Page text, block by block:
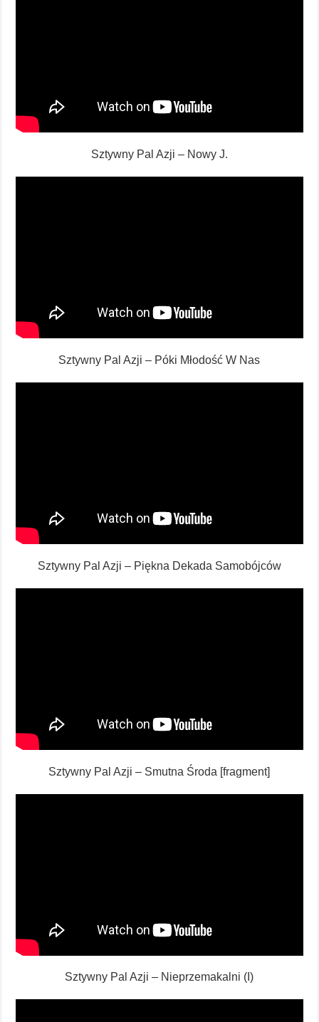
Sztywny Pal Azji – Nowy J.
Sztywny Pal Azji – Póki Młodość W Nas
Sztywny Pal Azji – Piękna Dekada Samobójców
Sztywny Pal Azji – Smutna Środa [fragment]
Sztywny Pal Azji – Nieprzemakalni (I)